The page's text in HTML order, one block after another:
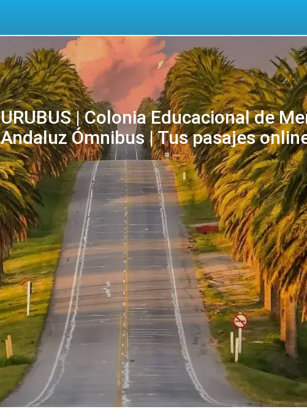
URUBUS | Colonia Educacional de
Andaluz Ómnibus | Tus pasajes